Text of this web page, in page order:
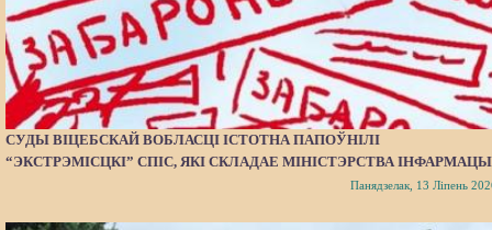
СУДЫ ВІЦЕБСКАЙ ВОБЛАСЦІ ІСТОТНА ПАПОЎНІЛІ
“ЭКСТРЭМІСЦКІ” СПІС, ЯКІ СКЛАДАЕ МІНІСТЭРСТВА
Панядзелак, 13 Ліпень